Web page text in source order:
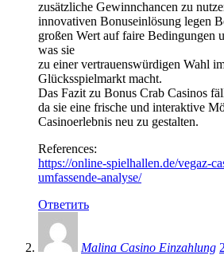
zusätzliche Gewinnchancen zu
innovativen Bonuseinlösung legen
großen Wert auf faire Bedingungen
was sie
zu einer vertrauenswürdigen Wahl
Glücksspielmarkt macht.
Das Fazit zu Bonus Crab Casinos
da sie eine frische und interaktive
Casinoerlebnis neu zu gestalten.
References:
https://online-spielhallen.de/vegaz-
umfassende-analyse/
Ответить
Malina Casino Einzahlung